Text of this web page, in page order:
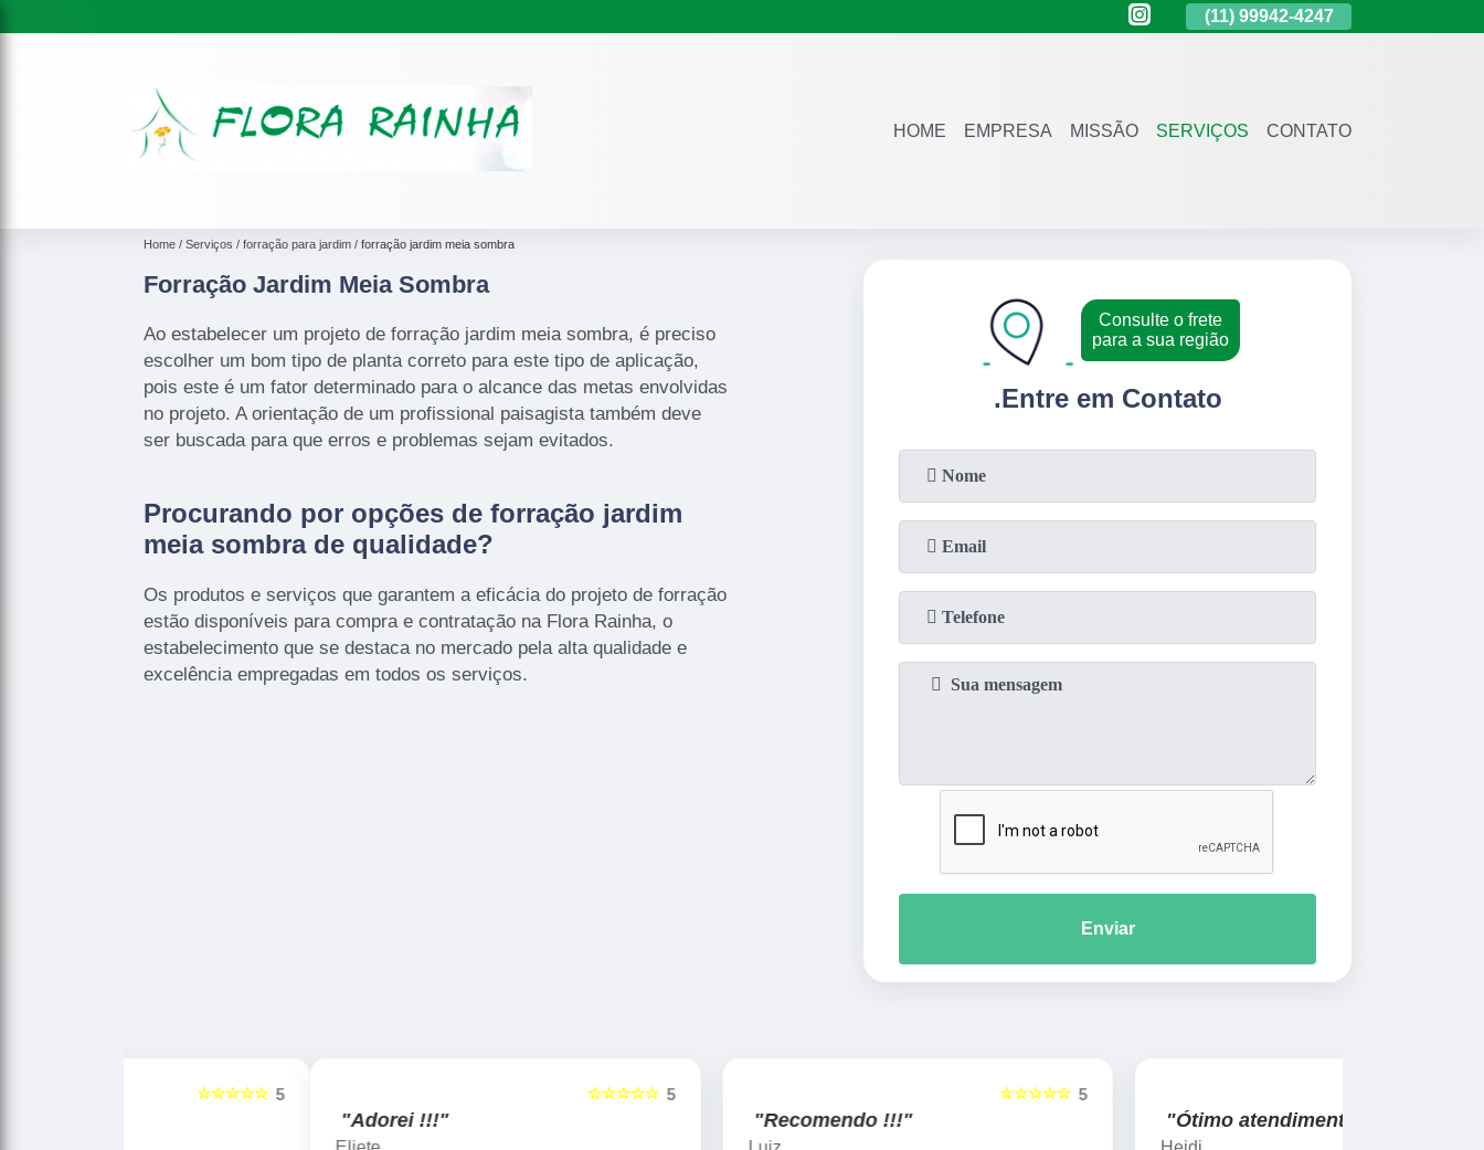
(11)99942-4247
HOME EMPRESA MISSÃO SERVIÇOS CONTATO
Home Serviços forração para jardim forração jardim meia sombra
Forração Jardim Meia Sombra
Ao estabelecer um projeto de forração jardim meia sombra, é preciso
escolher um bom tipo de planta correto para este tipo de aplicação,
pois este é um fator determinado para o alcance das metas envolvidas
no projeto. A orientação de um profissional paisagista também deve
ser buscada para que erros e problemas sejam evitados.
Procurando por opções de forração jardim
meia sombra de qualidade?
Os produtos e serviços que garantem a eficácia do projeto de forração
estão disponíveis para compra e contratação na Flora Rainha, o
estabelecimento que se destaca no mercado pela alta qualidade e
excelência empregadas em todos os serviços.
.Entre em Contato
Consulte o frete
para a sua região
Enviar
"Ótimo atendimento !!!"